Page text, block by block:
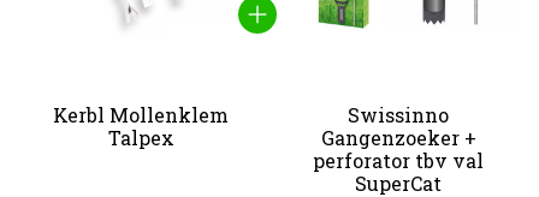
Kerbl Mollenklem
Talpex
Swissinno
Gangenzoeker +
perforator tbv val
SuperCat